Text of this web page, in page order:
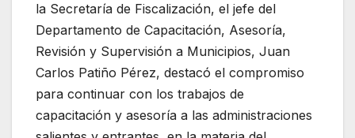
la Secretaría de Fiscalización, el jefe del
Departamento de Capacitación, Asesoría,
Revisión y Supervisión a Municipios, Juan
Carlos Patiño Pérez, destacó el compromiso
para continuar con los trabajos de
capacitación y asesoría a las administraciones